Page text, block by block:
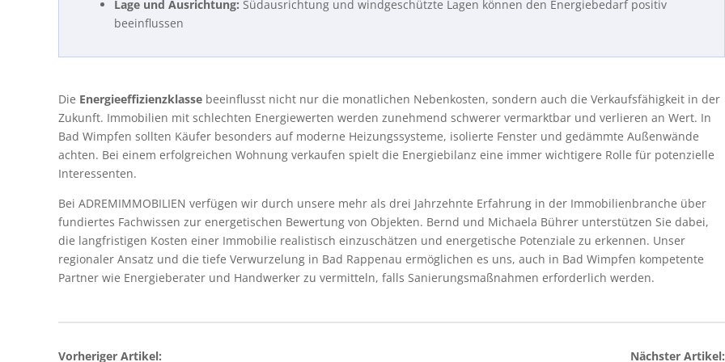
Lage und Ausrichtung: Südausrichtung und windgeschützte Lagen können den Energiebedarf positiv
beeinflussen
Die Energieeffizienzklasse beeinflusst nicht nur die monatlichen Nebenkosten, sondern auch die Verkaufsfähigkeit in der
Zukunft. Immobilien mit schlechten Energiewerten werden zunehmend schwerer vermarktbar und verlieren an Wert. In
Bad Wimpfen sollten Käufer besonders auf moderne Heizungssysteme, isolierte Fenster und gedämmte Außenwände
achten. Bei einem erfolgreichen Wohnung verkaufen spielt die Energiebilanz eine immer wichtigere Rolle für potenzielle
Interessenten.
Bei ADREMIMMOBILIEN verfügen wir durch unsere mehr als drei Jahrzehnte Erfahrung in der Immobilienbranche über
fundiertes Fachwissen zur energetischen Bewertung von Objekten. Bernd und Michaela Bührer unterstützen Sie dabei,
die langfristigen Kosten einer Immobilie realistisch einzuschätzen und energetische Potenziale zu erkennen. Unser
regionaler Ansatz und die tiefe Verwurzelung in Bad Rappenau ermöglichen es uns, auch in Bad Wimpfen kompetente
Partner wie Energieberater und Handwerker zu vermitteln, falls Sanierungsmaßnahmen erforderlich werden.
Vorheriger Artikel: Nächster Artikel: